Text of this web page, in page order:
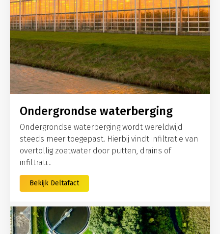
Ondergrondse waterberging
Ondergrondse waterberging wordt wereldwijd
steeds meer toegepast. Hierbij vindt infiltratie van
overtollig zoetwater door putten, drains of
infiltrati...
Bekijk Deltafact